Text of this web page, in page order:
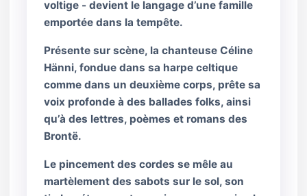
voltige - devient le langage d’une famille
emportée dans la tempête.
Présente sur scène, la chanteuse Céline
Hänni, fondue dans sa harpe celtique
comme dans un deuxième corps, prête sa
voix profonde à des ballades folks, ainsi
qu’à des lettres, poèmes et romans des
Brontë.
Le pincement des cordes se mêle au
martèlement des sabots sur le sol, son